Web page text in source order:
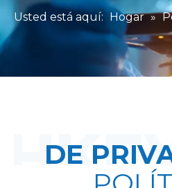
Usted está aquí: Hogar »
DE